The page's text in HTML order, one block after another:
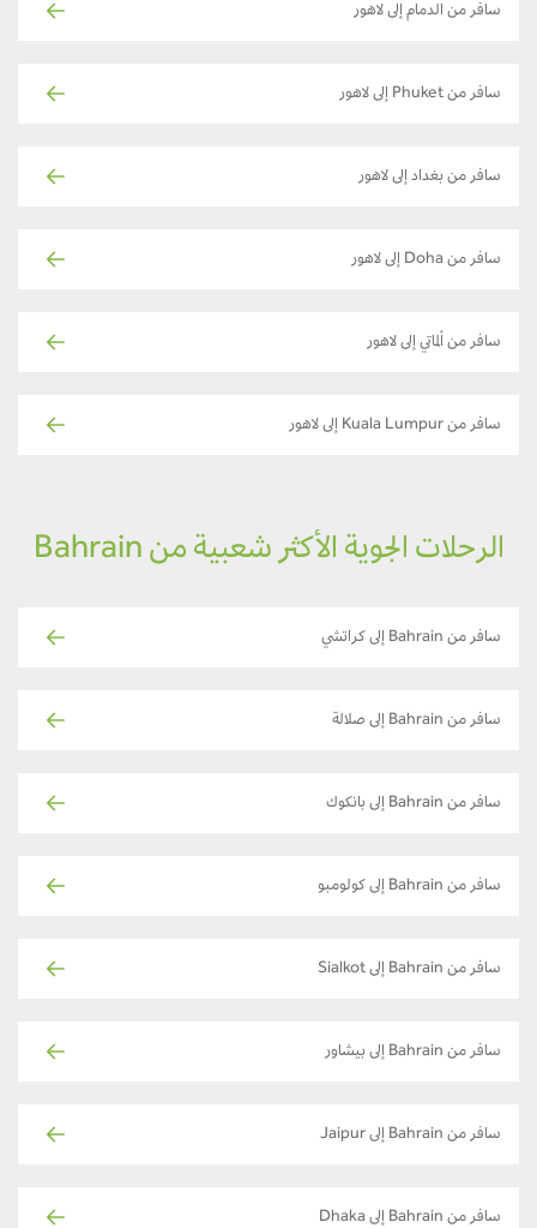
سافر من الدمام إلى لاهور
سافر من Phuket إلى لاهور
سافر من بغداد إلى لاهور
سافر من Doha إلى لاهور
سافر من ألماتي إلى لاهور
سافر من Kuala Lumpur إلى لاهور
الرحلات الجوية الأكثر شعبية من Bahrain
سافر من Bahrain إلى كراتشي
سافر من Bahrain إلى صلالة
سافر من Bahrain إلى بانكوك
سافر من Bahrain إلى كولومبو
سافر من Bahrain إلى Sialkot
سافر من Bahrain إلى بيشاور
سافر من Bahrain إلى Jaipur
سافر من Bahrain إلى Dhaka